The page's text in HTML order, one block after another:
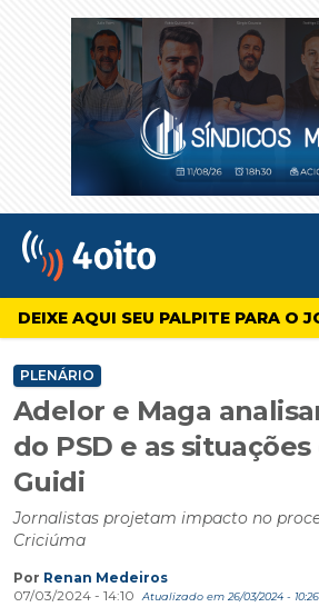
4oito
DEIXE AQUI SEU PALPITE PARA O
PLENÁRIO
Adelor e Maga
do PSD e as
Guidi
Jornalistas projetam impacto no
Criciúma
Por Renan Medeiros
07/03/2024 - 14:10
Atualizado em 26/03/2024 - 10:26